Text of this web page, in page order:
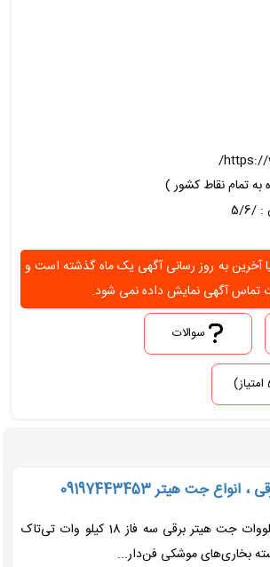
https://
به تمام نقاط کشور )
5/6
آخرین به روز رسانی آگهی یک ماه گذشته است و
تماس آگهی نمایش داده نمی شود.
سوالات
جت هیتر 09197443453
جت هیتر برقی 18 کیلووات جت هیتر برقی سه فاز 18 کیلو وات تی‌تاک
بخاری‌های موشکی فن‌دار...